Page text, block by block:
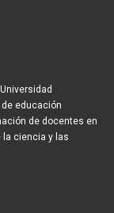
educación
de docentes en
ciencia y las